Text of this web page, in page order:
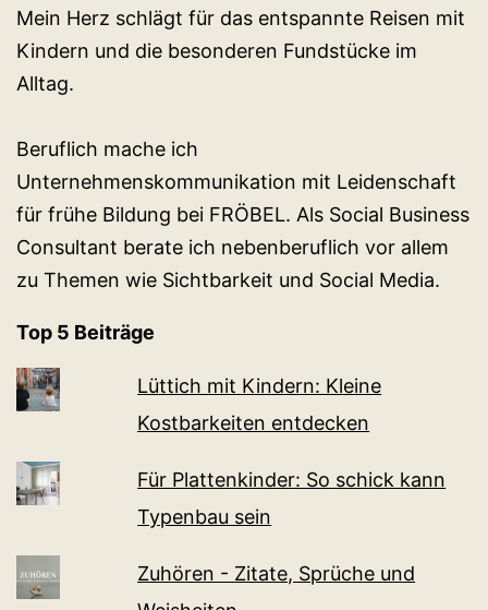
Mein Herz schlägt für das entspannte Reisen mit
Kindern und die besonderen Fundstücke im
Alltag.
Beruflich mache ich
Unternehmenskommunikation mit Leidenschaft
für frühe Bildung bei FRÖBEL. Als Social Business
Consultant berate ich nebenberuflich vor allem
zu Themen wie Sichtbarkeit und Social Media.
Top 5 Beiträge
Lüttich mit Kindern: Kleine
Kostbarkeiten entdecken
Für Plattenkinder: So schick kann
Typenbau sein
Zuhören - Zitate, Sprüche und